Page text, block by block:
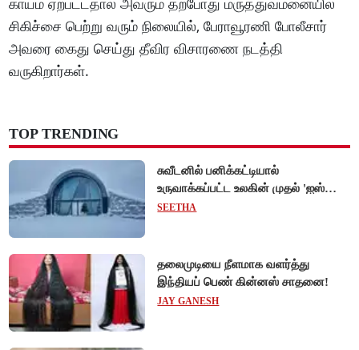
சிகிச்சை பெற்று வரும் நிலையில், பேராவூரணி போலீசார்
அவரை கைது செய்து தீவிர விசாரணை நடத்தி
வருகிறார்கள்.
TOP TRENDING
சுவீடனில் பனிக்கட்டியால்
உருவாக்கப்பட்ட உலகின் முதல் 'ஐஸ்
ஓட்டல்'!
SEETHA
தலைமுடியை நீளமாக வளர்த்து
இந்தியப் பெண் கின்னஸ் சாதனை!
JAY GANESH